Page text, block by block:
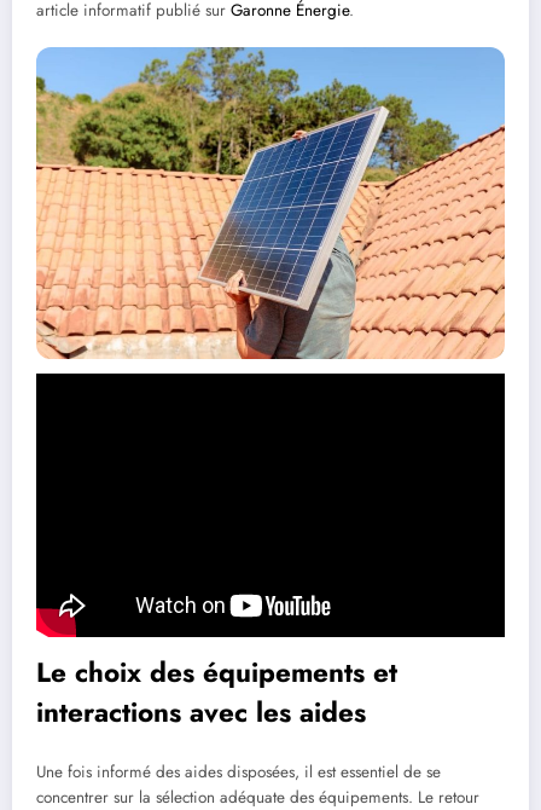
article informatif publié sur Garonne Énergie.
Le choix des équipements et
interactions avec les aides
Une fois informé des aides disposées, il est essentiel de se
concentrer sur la sélection adéquate des équipements. Le retour